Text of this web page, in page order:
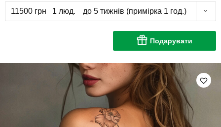
11500 грн 1 люд. до 5 тижнів (примірка 1 год.)
Подарувати